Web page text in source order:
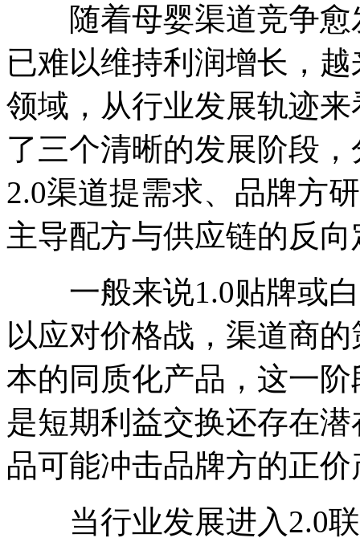
随着母婴渠道竞争愈
已难以维持利润增长，
领域，从行业发展轨迹
了三个清晰的发展阶段
2.0渠道提需求、品牌方
主导配方与供应链的反
一般来说1.0贴牌或白
以应对价格战，渠道商
本的同质化产品，这一
是短期利益交换还存在
品可能冲击品牌方的正价
当行业发展进入2.0联